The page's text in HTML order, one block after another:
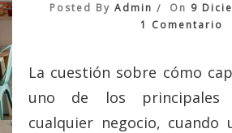
Posted By Admin On 9
1 Comentario
La cuestión sobre cómo
uno de los principales
cualquier negocio, cuando